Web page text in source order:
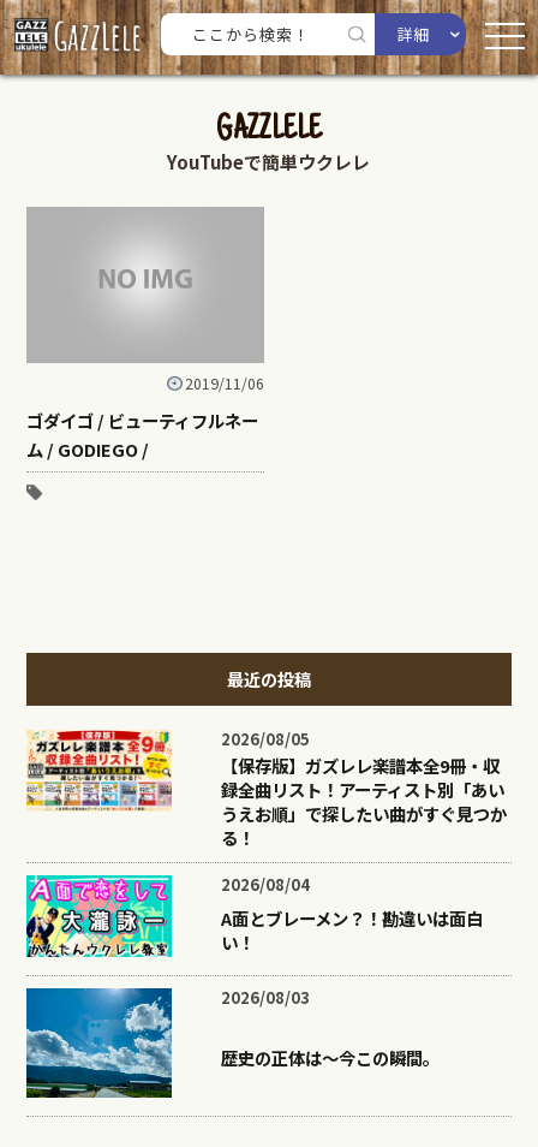
詳細
GAZZLELE
YouTubeで簡単ウクレレ
2019/11/06
ゴダイゴ / ビューティフルネー
ム / GODIEGO /
最近の投稿
2026/08/05
【保存版】ガズレレ楽譜本全9冊・収
録全曲リスト！アーティスト別「あい
うえお順」で探したい曲がすぐ見つか
る！
2026/08/04
A面とブレーメン？！勘違いは面白
い！
2026/08/03
歴史の正体は〜今この瞬間。